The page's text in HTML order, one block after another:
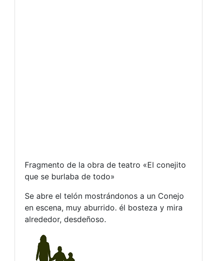
Fragmento de la obra de teatro «El conejito
que se burlaba de todo»
Se abre el telón mostrándonos a un Conejo
en escena, muy aburrido. él bosteza y mira
alrededor, desdeñoso.